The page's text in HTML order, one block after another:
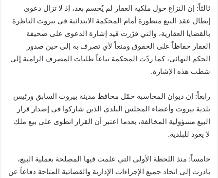
ثالثاً: إن النزاع حول ملكية العقار لم يُحسم بعد، إذ لا تزال دعوى
إبطال عقد البيع منظورة أمام المحكمة الابتدائية في بيروت الناظرة
بالقضايا العقارية، والتي قرّرت قيد إشارة الدعوى على صحيفة
العقار حفاظاً على الحقوق ومنعاً لأي تصرف به إلى حين صدور
الحكم النهائي، كما ردّت المحكمة تباعاً طلبات المصرف الرامية إلى
شطب هذه الإشارة.
رابعاً: إن ديوان المحاسبة حمّل محافظ مدينة بيروت السابق ورئيس
بلدية بيروت وأعضاء المجلس البلدي الذين شاركوا في إصدار قرار
البيع مسؤولية المخالفة، بعدما اعتبر أن القرار انطوى على بيع ملك
لا يعود للبلدية.
خامساً: منذ اللحظة الأولى التي علمت فيها المصلحة بعملية البيع،
بادرت إلى اتخاذ جميع الإجراءات الإدارية والقضائية المتاحة دفاعاً عن